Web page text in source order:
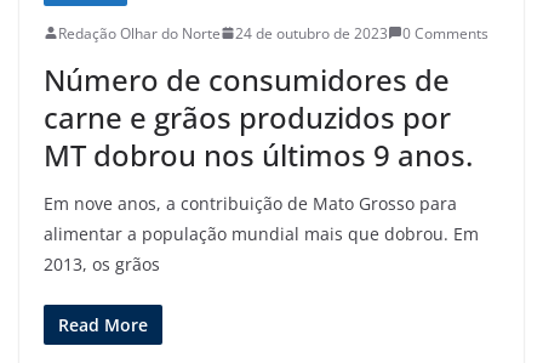
Redação Olhar do Norte 24 de outubro de 2023 0 Comments
Número de consumidores de
carne e grãos produzidos por
MT dobrou nos últimos 9 anos.
Em nove anos, a contribuição de Mato Grosso para
alimentar a população mundial mais que dobrou. Em
2013, os grãos
Read More